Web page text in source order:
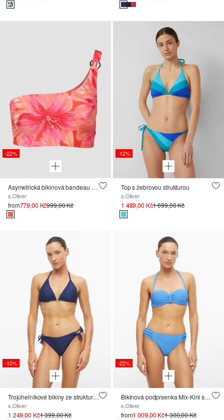
-22%
Asymetrická bikinová bandeau podprsenka s ozdobným kroužkem
s.Oliver
from779,00 Kč999,00 Kč
-12%
Top s žebrovou strukturou
s.Oliver
1 489,00 Kč1 699,00 Kč
-10%
Trojúhelníkové bikiny ze strukturovaného materiálu, s ozdobným kroužkem
s.Oliver
1 249,00 Kč1 399,00 Kč
-22%
Bikinová podprsenka Mix-Kini se stranicemi a strukturovaným vzorem
s.Oliver
from1 009,00 Kč1 300,00 Kč